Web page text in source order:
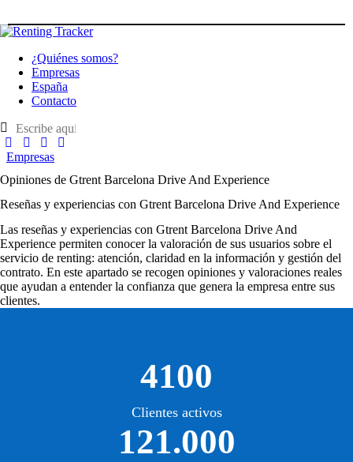
¿Quiénes somos?
Empresas
España
Contacto
Empresas
Opiniones de Gtrent Barcelona Drive And Experience
Reseñas y experiencias con Gtrent Barcelona Drive And Experience
Las reseñas y experiencias con Gtrent Barcelona Drive And
Experience permiten conocer la valoración de sus usuarios sobre el
servicio de renting: atención, claridad en la información y gestión del
contrato. En este apartado se recogen opiniones y valoraciones reales
que ayudan a entender la confianza que genera la empresa entre sus
clientes.
4100
Clientes activos
121.000